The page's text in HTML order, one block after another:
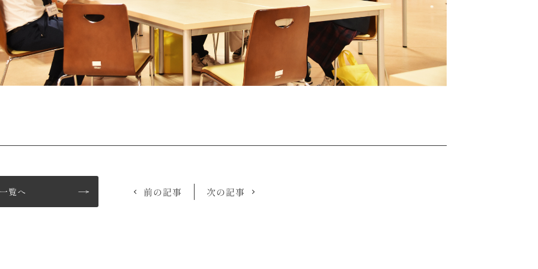
覧へ 前の記事 次の記事